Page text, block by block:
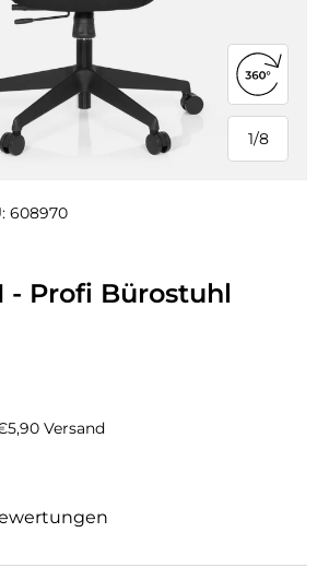
1/
von
8
360°-
608970
- Profi Bürostuhl
Versand